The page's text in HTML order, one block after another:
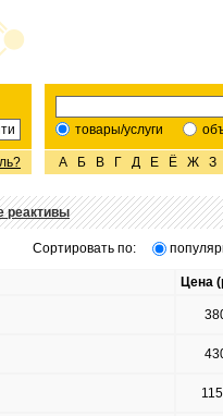
товары/услуги
А Б В Г Д Е Ё Ж З
реактивы
Сортировать по:
Цена